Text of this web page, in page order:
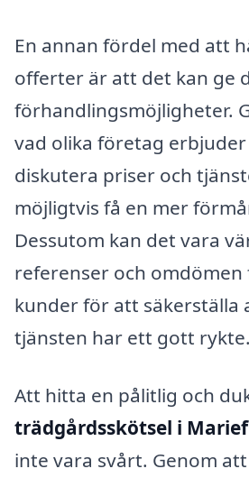
En annan fördel med att
offerter är att det kan ge
förhandlingsmöjligheter.
vad olika företag
diskutera priser och
möjligtvis få en mer
Dessutom kan det vara
referenser och
kunder för att säkerställa
tjänsten har ett gott rykte.
Att hitta en pålitlig och
trädgårdsskötsel i
inte vara svårt. Genom